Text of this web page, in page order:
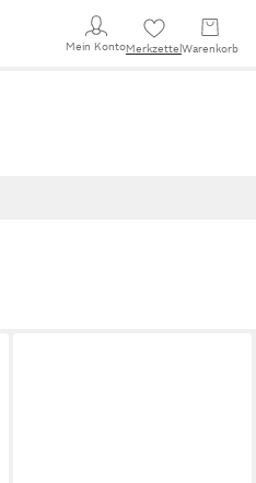
Mein KontoMerkzettel Warenkorb